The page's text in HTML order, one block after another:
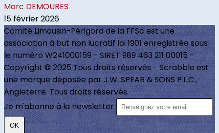
Marc DEMOURES
15 février 2026
Comité Limousin-Périgord de la FFSc est une
association à but non lucratif loi 1901 enregistrée sous
le numéro W241000159 - SIRET 989 463 211 00015 -
Copyright © 2025 Tous droits réservés - Scrabble est
une marque déposée par J.W. SPEAR & SONS P.L.C.,
Angleterre. Tous droits réservés.
Je m'abonne à la newsletter
OK